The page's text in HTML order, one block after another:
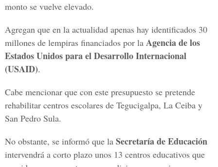
monto se vuelve elevado.
Agregan que en la actualidad apenas hay identificados 30
millones de lempiras financiados por la Agencia de los
Estados Unidos para el Desarrollo Internacional
(USAID).
Cabe mencionar que con este presupuesto se pretende
rehabilitar centros escolares de Tegucigalpa, La Ceiba y
San Pedro Sula.
No obstante, se informó que la Secretaría de Educación
intervendrá a corto plazo unos 13 centros educativos que